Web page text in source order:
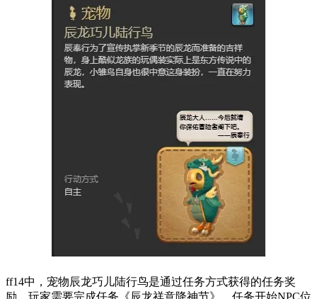
ff14中，宠物辰龙巧儿陆行鸟是通过任务方式获得的任务奖
励，玩家需要完成任务《辰龙祥意降神节》，任务开始NPC位